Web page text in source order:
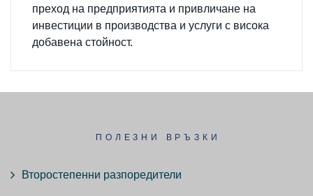
преход на предприятията и привличане на
инвестиции в производства и услуги с висока
добавена стойност.
ПОЛЕЗНИ ВРЪЗКИ
Второстепенни разпоредители